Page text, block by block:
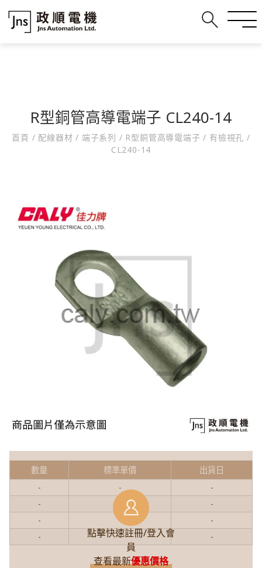
R型銅管高導電端子 CL240-14
首頁 / 配線器材/ 端子系列 / R型銅管高導電端子/ 有檢視孔/
CL240-14
點擊快速註冊/登入會
員
查看最新優惠價格
數量 標準單價
出貨日
-
-
-
-
-
-
-
-
-
- -